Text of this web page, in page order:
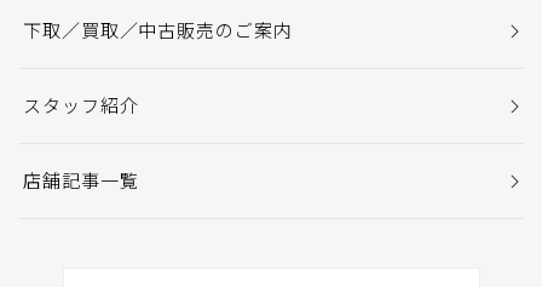
下取／買取／中古販売のご案内
スタッフ紹介
店舗記事一覧